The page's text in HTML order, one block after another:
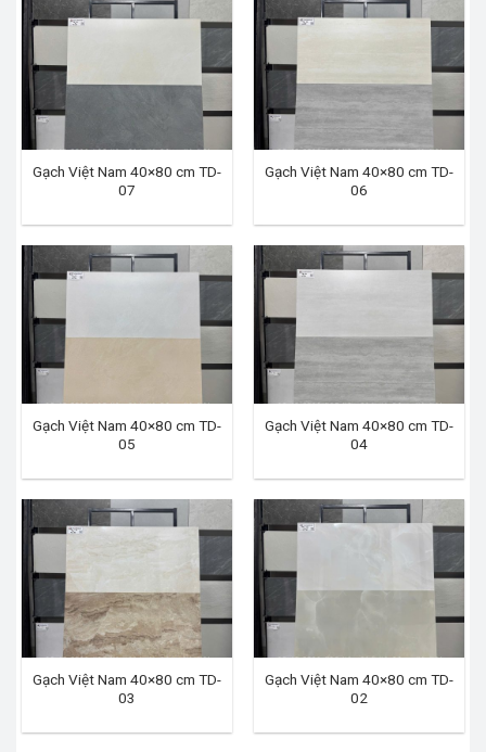
Gạch Việt Nam 40×80 cm TD-
07
Gạch Việt Nam 40×80 cm TD-
06
Gạch Việt Nam 40×80 cm TD-
05
Gạch Việt Nam 40×80 cm TD-
04
Gạch Việt Nam 40×80 cm TD-
03
Gạch Việt Nam 40×80 cm TD-
02